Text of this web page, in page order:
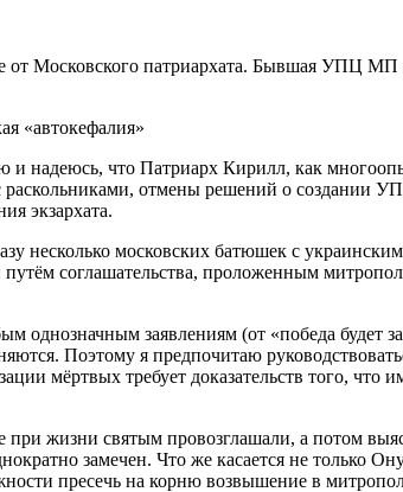
Московского патриархата. Бывшая УПЦ МП
надеюсь, что Патриарх Кирилл, как
отмены решений о создании
экзархата.
несколько московских батюшек с
соглашательства, проложенным
заявлениям (от «победа будет
Поэтому я предпочитаю
мёртвых требует доказательств того, что
жизни святым провозглашали, а потом
замечен. Что же касается не только
пресечь на корню возвышение в